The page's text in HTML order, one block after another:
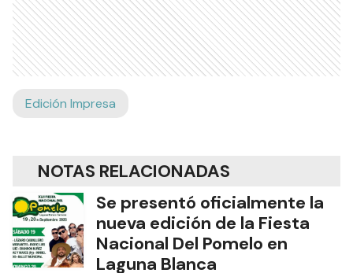
Edición Impresa
NOTAS RELACIONADAS
Se presentó oficialmente la
nueva edición de la Fiesta
Nacional Del Pomelo en
Laguna Blanca